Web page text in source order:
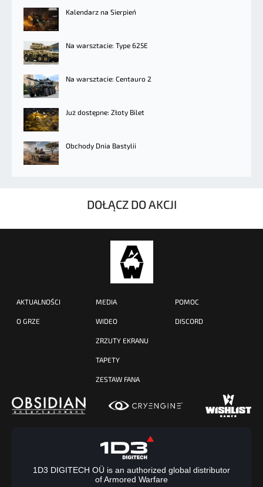
Kalendarz na Sierpień
Na warsztacie: Type 625E
Na warsztacie: Centauro 2
Już dostępne: Złoty Bilet
Obchody Dnia Bastylii
DOŁĄCZ DO AKCJI
AKTUALNOŚCI
O GRZE
MEDIA
WIDEO
ZRZUTY EKRANU
TAPETY
ZESTAW FANA
POMOC
DISCORD
1D3 DIGITECH OÜ is an authorized global distributor
of Armored Warfare